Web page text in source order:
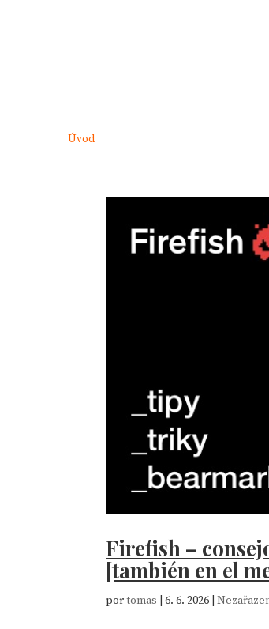
Úvod
Firefish –
[también en el
portomas |6. 6. 2026 |